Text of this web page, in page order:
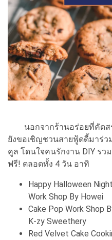
นอกจากร้านอร่อยที่คัดสรร
ยังขอเชิญชวนสายฟู้ดดี้มาร่ว
คูล โดนใจคนรักงาน DIY รว
ฟรี! ตลอดทั้ง 4 วัน อาทิ
Happy Halloween
Work Shop By Howei
Cake Pop Work Shop
K-zy Sweethery
Red Velvet Cake